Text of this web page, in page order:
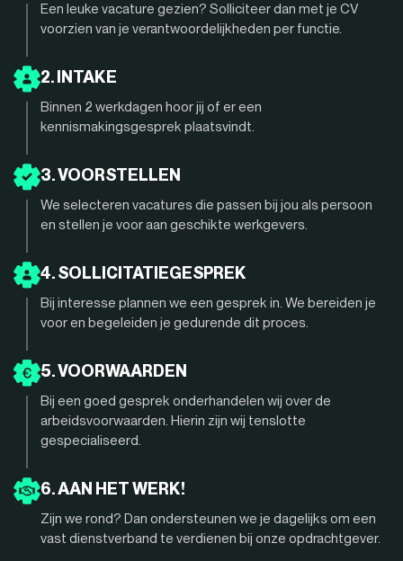
Een leuke vacature gezien? Solliciteer dan met je CV
voorzien van je verantwoordelijkheden per functie.
2. INTAKE
Binnen 2 werkdagen hoor jij of er een
kennismakingsgesprek plaatsvindt.
3. VOORSTELLEN
We selecteren vacatures die passen bij jou als persoon
en stellen je voor aan geschikte werkgevers.
4. SOLLICITATIEGESPREK
Bij interesse plannen we een gesprek in. We bereiden je
voor en begeleiden je gedurende dit proces.
5. VOORWAARDEN
Bij een goed gesprek onderhandelen wij over de
arbeidsvoorwaarden. Hierin zijn wij tenslotte
gespecialiseerd.
6. AAN HET WERK!
Zijn we rond? Dan ondersteunen we je dagelijks om een
vast dienstverband te verdienen bij onze opdrachtgever.